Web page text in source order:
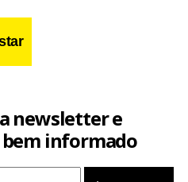
newsletter e
informado